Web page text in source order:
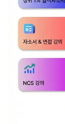
4. 지원자께서
위해 어떠한 준
바랍니다.
* 역량 개발 내
동아리/학회, 인